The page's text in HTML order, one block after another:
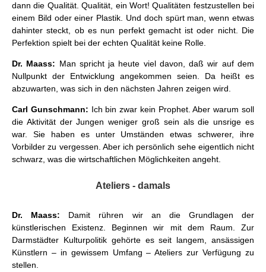
dann die Qualität. Qualität, ein Wort! Qualitäten festzustellen bei
einem Bild oder einer Plastik. Und doch spürt man, wenn etwas
dahinter steckt, ob es nun perfekt gemacht ist oder nicht. Die
Perfektion spielt bei der echten Qualität keine Rolle.
Dr. Maass: Man spricht ja heute viel davon, daß wir auf dem
Nullpunkt der Entwicklung angekommen seien. Da heißt es
abzuwarten, was sich in den nächsten Jahren zeigen wird.
Carl Gunschmann: Ich bin zwar kein Prophet. Aber warum soll
die Aktivität der Jungen weniger groß sein als die unsrige es
war. Sie haben es unter Umständen etwas schwerer, ihre
Vorbilder zu vergessen. Aber ich persönlich sehe eigentlich nicht
schwarz, was die wirtschaftlichen Möglichkeiten angeht.
Ateliers - damals
Dr. Maass: Damit rühren wir an die Grundlagen der
künstlerischen Existenz. Beginnen wir mit dem Raum. Zur
Darmstädter Kulturpolitik gehörte es seit langem, ansässigen
Künstlern – in gewissem Umfang – Ateliers zur Verfügung zu
stellen.